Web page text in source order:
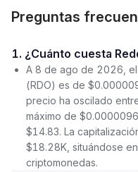
Preguntas
1. ¿Cuánto cuesta
A 8 de ago de 2026,
(RDO) es de
precio ha oscilado
máximo de
$14.83. La
$18.28K, situándose
criptomonedas.